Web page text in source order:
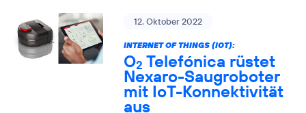
12. Oktober 2022
INTERNET OF THINGS (IOT):
O2 Telefónica rüstet
Nexaro-Saugroboter
mit IoT-Konnektivität
aus